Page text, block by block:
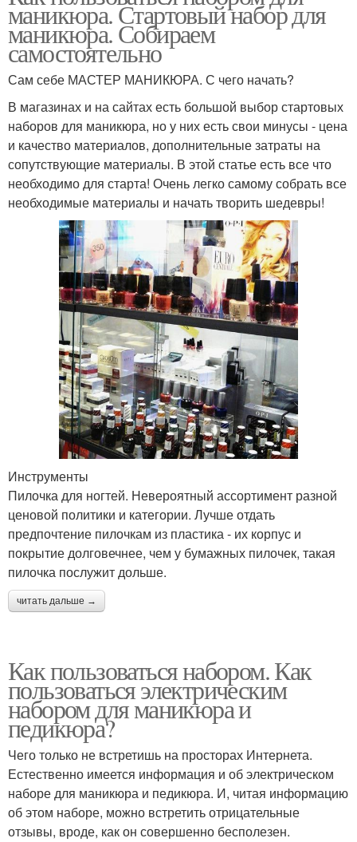
маникюра. Стартовый набор для
маникюра. Собираем
самостоятельно
Сам себе МАСТЕР МАНИКЮРА. С чего начать?
В магазинах и на сайтах есть большой выбор стартовых
наборов для маникюра, но у них есть свои минусы - цена
и качество материалов, дополнительные затраты на
сопутствующие материалы. В этой статье есть все что
необходимо для старта! Очень легко самому собрать все
необходимые материалы и начать творить шедевры!
Инструменты
Пилочка для ногтей. Невероятный ассортимент разной
ценовой политики и категории. Лучше отдать
предпочтение пилочкам из пластика - их корпус и
покрытие долговечнее, чем у бумажных пилочек, такая
пилочка послужит дольше.
читать дальше →
Как пользоваться набором. Как
пользоваться электрическим
набором для маникюра и
педикюра?
Чего только не встретишь на просторах Интернета.
Естественно имеется информация и об электрическом
наборе для маникюра и педикюра. И, читая информацию
об этом наборе, можно встретить отрицательные
отзывы, вроде, как он совершенно бесполезен.